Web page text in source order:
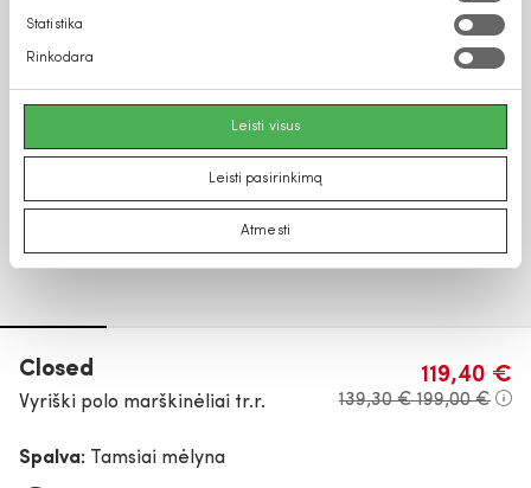
Statistika
Rinkodara
Leisti visus
Leisti pasirinkimą
Atmesti
Closed
Vyriški polo marškinėliai tr.r.
119,40 €
139,30 €199,00 €
Spalva: Tamsiai mėlyna